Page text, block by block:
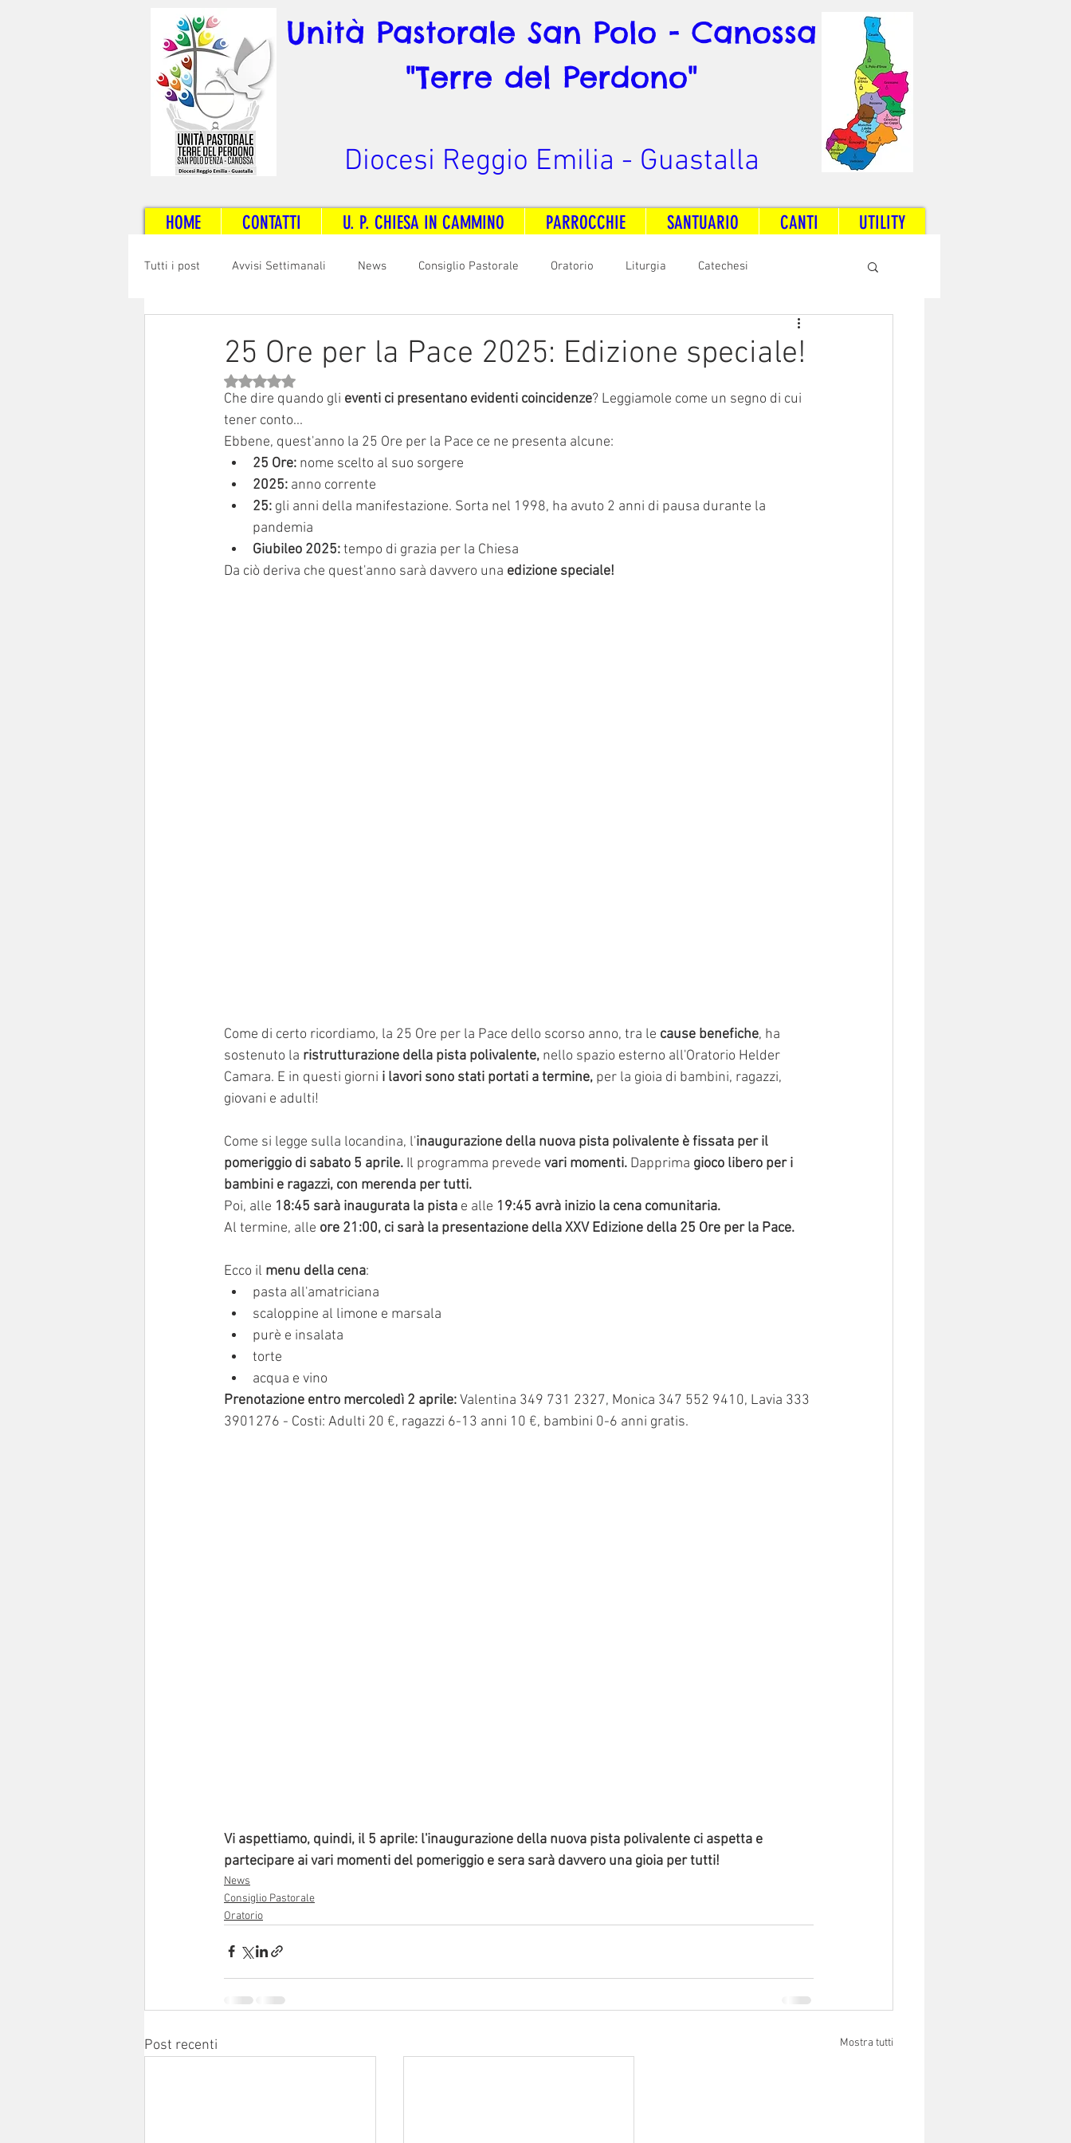
Unità Pastorale San Polo - Canossa
"Terre del Perdono"
Diocesi Reggio Emilia - Guastalla
HOME CONTATTI U. P. CHIESA IN CAMMINO PARROCCHIE SANTUARIO CANTI UTILITY
Tutti i post Avvisi Settimanali News Consiglio Pastorale Oratorio Liturgia Catechesi
Radio Dream Together
Sinodo 2021-23 Anziani e ammalati
25 Ore per la Pace 2025: Edizione speciale!
Valutazione NaN stelle su 5.
Che dire quando gli eventi ci presentano evidenti coincidenze? Leggiamole come un segno di cui
tener conto...
Ebbene, quest'anno la 25 Ore per la Pace ce ne presenta alcune:
25 Ore: nome scelto al suo sorgere
2025: anno corrente
25: gli anni della manifestazione. Sorta nel 1998, ha avuto 2 anni di pausa durante la
pandemia
Giubileo 2025: tempo di grazia per la Chiesa
Da ciò deriva che quest'anno sarà davvero una edizione speciale!
Come di certo ricordiamo, la 25 Ore per la Pace dello scorso anno, tra le cause benefiche, ha
sostenuto la ristrutturazione della pista polivalente, nello spazio esterno all'Oratorio Helder
Camara. E in questi giorni i lavori sono stati portati a termine, per la gioia di bambini, ragazzi,
giovani e adulti!
Come si legge sulla locandina, l'inaugurazione della nuova pista polivalente è fissata per il
pomeriggio di sabato 5 aprile. Il programma prevede vari momenti. Dapprima gioco libero per i
bambini e ragazzi, con merenda per tutti.
Poi, alle 18:45 sarà inaugurata la pista e alle 19:45 avrà inizio la cena comunitaria.
Al termine, alle ore 21:00, ci sarà la presentazione della XXV Edizione della 25 Ore per la Pace.
Ecco il menu della cena:
pasta all'amatriciana
scaloppine al limone e marsala
purè e insalata
torte
acqua e vino
Prenotazione entro mercoledì 2 aprile: Valentina 349 731 2327, Monica 347 552 9410, Lavia 333
3901276 - Costi: Adulti 20 €, ragazzi 6-13 anni 10 €, bambini 0-6 anni gratis.
Vi aspettiamo, quindi, il 5 aprile: l'inaugurazione della nuova pista polivalente ci aspetta e
partecipare ai vari momenti del pomeriggio e sera sarà davvero una gioia per tutti!
News
Consiglio Pastorale
Oratorio
Post recenti Mostra tutti